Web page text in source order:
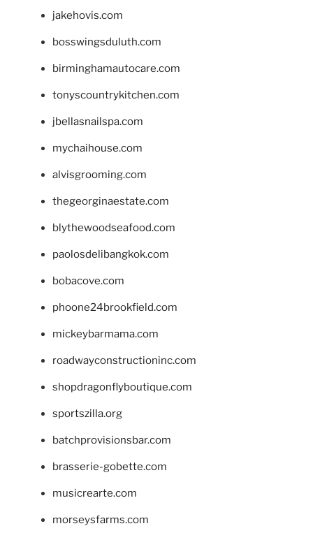
jakehovis.com
bosswingsduluth.com
birminghamautocare.com
tonyscountrykitchen.com
jbellasnailspa.com
mychaihouse.com
alvisgrooming.com
thegeorginaestate.com
blythewoodseafood.com
paolosdelibangkok.com
bobacove.com
phoone24brookfield.com
mickeybarmama.com
roadwayconstructioninc.com
shopdragonflyboutique.com
sportszilla.org
batchprovisionsbar.com
brasserie-gobette.com
musicrearte.com
morseysfarms.com